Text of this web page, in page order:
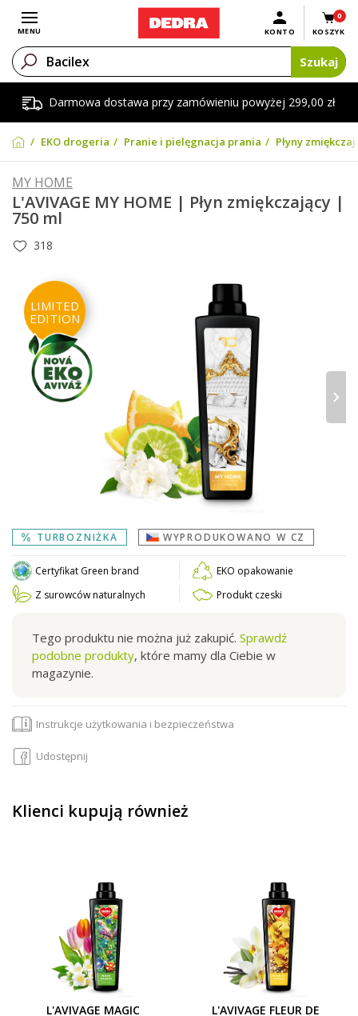
Darmowa dostawa przy zamówieniu powyżej 299,00 zł
Otwórz menu
MENU
0
KOSZYK
KONTO
Szukaj
EKO drogeria Pranie i pielęgnacja prania Płyny
MY HOME
L'AVIVAGE MY HOME | Płyn zmiękczający |
750 ml
318
LIMITED
EDITION
›
TURBOZNIŻKA WYPRODUKOWANO W CZ
Certyfikat Green brand
EKO opakowanie
Z surowców naturalnych
Produkt czeski
Tego produktu nie można już zakupić. Sprawdź
podobne produkty, które mamy dla Ciebie w
magazynie.
Instrukcje użytkowania i bezpieczeństwa
Udostępnij
Klienci kupują również
L'AVIVAGE MAGIC
L'AVIVAGE FLEUR DE